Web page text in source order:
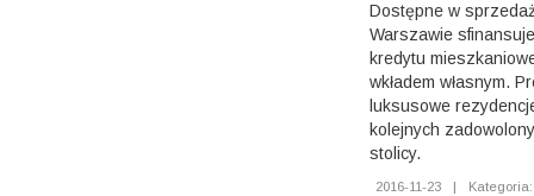
Dostępne w
Warszawie
kredytu
wkładem własnym.
luksusowe
kolejnych
stolicy.
2016-11-23 |